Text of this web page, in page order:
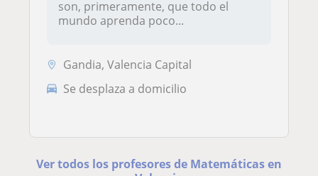
son, primeramente, que todo el
mundo aprenda poco...
Gandia, Valencia Capital
Se desplaza a domicilio
Ver todos los profesores de Matemáticas en